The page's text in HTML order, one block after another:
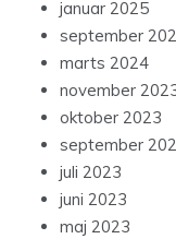
januar 2025
september
marts 2024
november
oktober 2023
september
juli 2023
juni 2023
maj 2023